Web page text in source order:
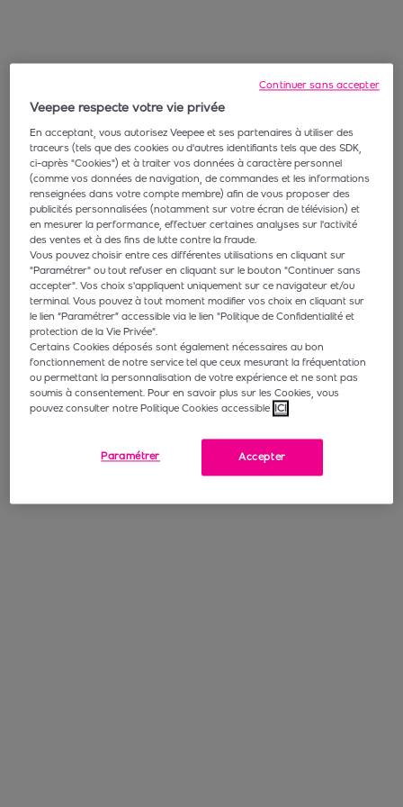
Veepee respecte votre vie privée
En acceptant, vous autorisez Veepee et ses partenaires à utiliser des
traceurs (tels que des cookies ou d'autres identifiants tels que des SDK,
ci-après "Cookies") et à traiter vos données à caractère personnel
(comme vos données de navigation, de commandes et les informations
renseignées dans votre compte membre) afin de vous proposer des
publicités personnalisées (notamment sur votre écran de télévision) et
en mesurer la performance, effectuer certaines analyses sur l'activité
des ventes et à des fins de lutte contre la fraude.
Vous pouvez choisir entre ces différentes utilisations en cliquant sur
"Paramétrer" ou tout refuser en cliquant sur le bouton "Continuer sans
accepter". Vos choix s'appliquent uniquement sur ce navigateur et/ou
terminal. Vous pouvez à tout moment modifier vos choix en cliquant sur
le lien “Paramétrer” accessible via le lien "Politique de Confidentialité et
protection de la Vie Privée".
Certains Cookies déposés sont également nécessaires au bon
fonctionnement de notre service tel que ceux mesurant la fréquentation
ou permettant la personnalisation de votre expérience et ne sont pas
soumis à consentement. Pour en savoir plus sur les Cookies, vous
pouvez consulter notre Politique Cookies accessible ICI
Accepter
Paramétrer
Continuer sans accepter